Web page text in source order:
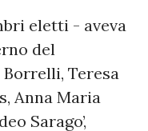
eletti - aveva
del
Teresa
Anna Maria
Sarago’,